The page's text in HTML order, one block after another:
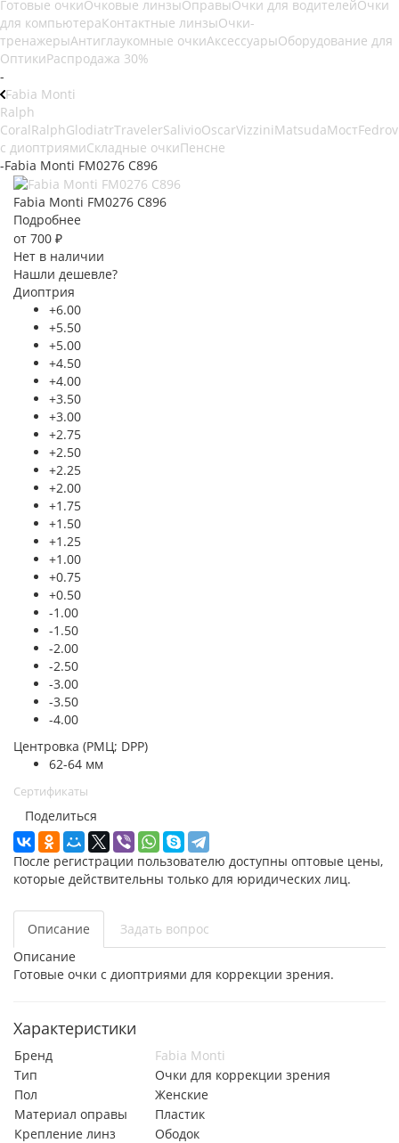
Готовые очкиОчковые линзыОправыОчки для водителейОчки
для компьютераКонтактные линзыОчки-
тренажерыАнтиглаукомные очкиАксессуарыОборудование для
ОптикиРаспродажа 30%
-
Fabia Monti
Ralph
CoralRalphGlodiatrTravelerSalivioOscarVizziniMatsudaМостFedrov
с диоптриямиСкладные очкиПенсне
-Fabia Monti FM0276 C896
Fabia Monti FM0276 C896
Подробнее
от 700 ₽
Нет в наличии
Нашли дешевле?
Диоптрия
+6.00
+5.50
+5.00
+4.50
+4.00
+3.50
+3.00
+2.75
+2.50
+2.25
+2.00
+1.75
+1.50
+1.25
+1.00
+0.75
+0.50
-1.00
-1.50
-2.00
-2.50
-3.00
-3.50
-4.00
Центровка (РМЦ; DPP)
62-64 мм
Сертификаты
Поделиться
После регистрации пользователю доступны оптовые цены,
которые действительны только для юридических лиц.
Описание
Задать вопрос
Описание
Готовые очки с диоптриями для коррекции зрения.
Характеристики
Бренд
Fabia Monti
Тип
Очки для коррекции зрения
Пол
Женские
Материал оправы
Пластик
Крепление линз
Ободок